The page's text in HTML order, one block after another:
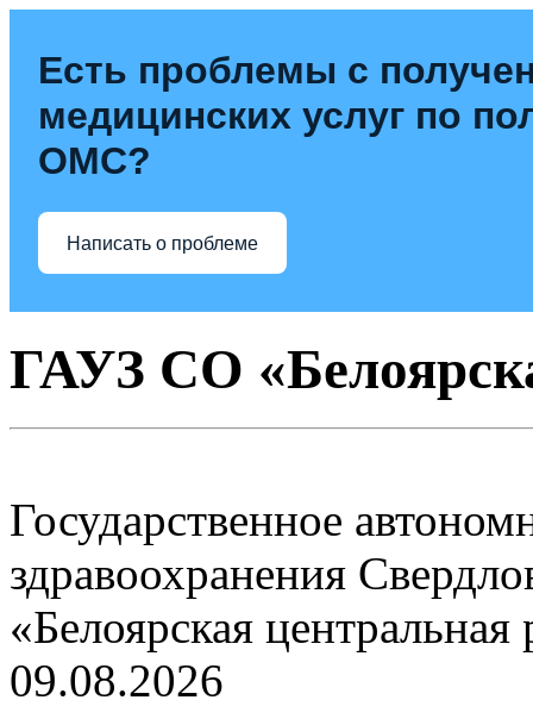
Есть проблемы с
медицинских услуг по
ОМС?
Написать о проблеме
ГАУЗ СО
Государственное
здравоохранения
«Белоярская
09.08.2026